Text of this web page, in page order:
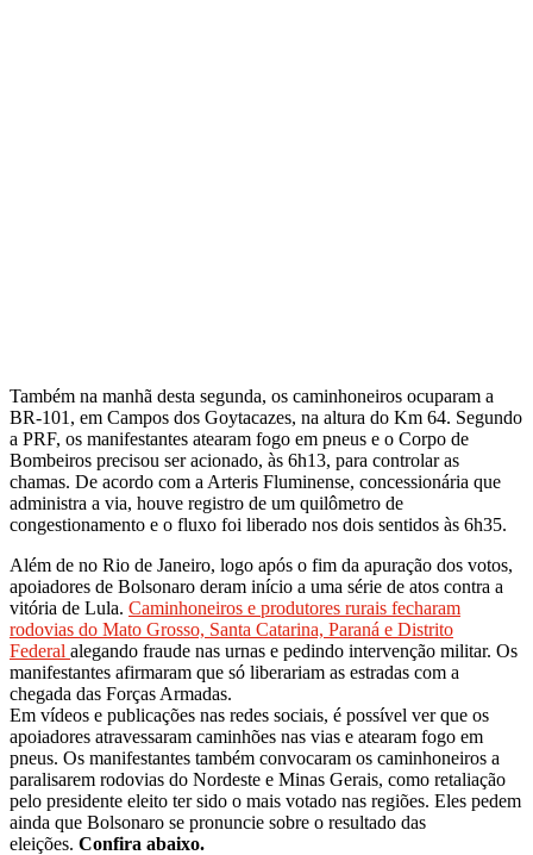
Também na manhã desta segunda, os caminhoneiros ocuparam a
BR-101, em Campos dos Goytacazes, na altura do Km 64. Segundo
a PRF, os manifestantes atearam fogo em pneus e o Corpo de
Bombeiros precisou ser acionado, às 6h13, para controlar as
chamas. De acordo com a Arteris Fluminense, concessionária que
administra a via, houve registro de um quilômetro de
congestionamento e o fluxo foi liberado nos dois sentidos às 6h35.
Além de no Rio de Janeiro, logo após o fim da apuração dos votos,
apoiadores de Bolsonaro deram início a uma série de atos contra a
vitória de Lula. Caminhoneiros e produtores rurais fecharam
rodovias do Mato Grosso, Santa Catarina, Paraná e Distrito
Federal alegando fraude nas urnas e pedindo intervenção militar. Os
manifestantes afirmaram que só liberariam as estradas com a
chegada das Forças Armadas.
Em vídeos e publicações nas redes sociais, é possível ver que os
apoiadores atravessaram caminhões nas vias e atearam fogo em
pneus. Os manifestantes também convocaram os caminhoneiros a
paralisarem rodovias do Nordeste e Minas Gerais, como retaliação
pelo presidente eleito ter sido o mais votado nas regiões. Eles pedem
ainda que Bolsonaro se pronuncie sobre o resultado das
eleições. Confira abaixo.